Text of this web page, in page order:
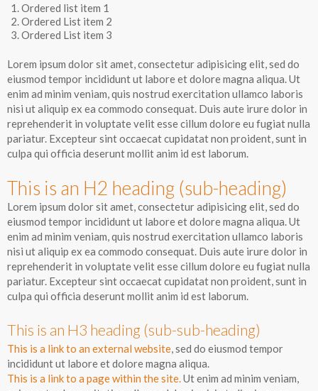
Ordered list item 1
Ordered List item 2
Ordered List item 3
Lorem ipsum dolor sit amet, consectetur adipisicing elit, sed do
eiusmod tempor incididunt ut labore et dolore magna aliqua. Ut
enim ad minim veniam, quis nostrud exercitation ullamco laboris
nisi ut aliquip ex ea commodo consequat. Duis aute irure dolor in
reprehenderit in voluptate velit esse cillum dolore eu fugiat nulla
pariatur. Excepteur sint occaecat cupidatat non proident, sunt in
culpa qui officia deserunt mollit anim id est laborum.
This is an H2 heading (sub-heading)
Lorem ipsum dolor sit amet, consectetur adipisicing elit, sed do
eiusmod tempor incididunt ut labore et dolore magna aliqua. Ut
enim ad minim veniam, quis nostrud exercitation ullamco laboris
nisi ut aliquip ex ea commodo consequat. Duis aute irure dolor in
reprehenderit in voluptate velit esse cillum dolore eu fugiat nulla
pariatur. Excepteur sint occaecat cupidatat non proident, sunt in
culpa qui officia deserunt mollit anim id est laborum.
This is an H3 heading (sub-sub-heading)
This is a link to an external website, sed do eiusmod tempor
incididunt ut labore et dolore magna aliqua.
This is a link to a page within the site.Ut enim ad minim veniam,